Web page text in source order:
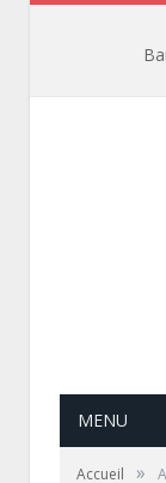
MENU
Accueil »